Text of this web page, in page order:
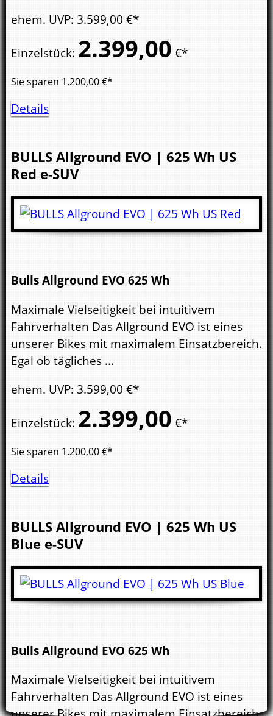
ehem. UVP: 3.599,00 €*
Einzelstück: 2.399,00 €*
Sie sparen 1.200,00€*
Details
BULLSAllground EVO | 625 Wh US
Red e-SUV
Bulls Allground EVO 625 Wh
Maximale Vielseitigkeit bei intuitivem
Fahrverhalten Das Allground EVO ist eines
unserer Bikes mit maximalem Einsatzbereich.
Egal ob tägliches ...
ehem. UVP: 3.599,00 €*
Einzelstück: 2.399,00 €*
Sie sparen 1.200,00€*
Details
BULLSAllground EVO | 625 Wh US
Blue e-SUV
Bulls Allground EVO 625 Wh
Maximale Vielseitigkeit bei intuitivem
Fahrverhalten Das Allground EVO ist eines